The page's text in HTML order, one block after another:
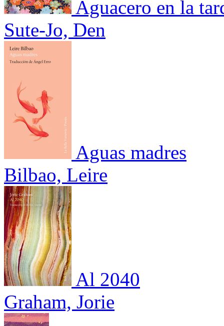
Aguacero en la
Sute-Jo, Den
Aguas madres
Bilbao, Leire
Al 2040
Graham, Jorie